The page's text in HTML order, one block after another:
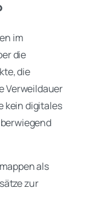
im
die
die
Verweildauer
kein digitales
als
zur